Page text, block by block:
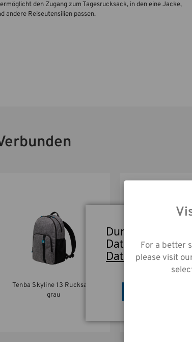
den Zugang zum Tagesrucksack, in den eine Jacke,
andere Reiseutensilien passen.
Tenba Skyline 13 Rucksack
grau
Durch die
Datenerfassung
AUSWAHL
For a better
please visit